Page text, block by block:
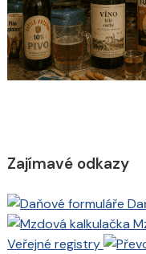
Zajímavé odkazy
Veřejné registry